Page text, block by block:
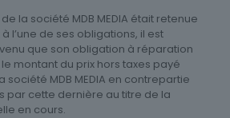
la société MDB MEDIA était retenue
l’une de ses obligations, il est
que son obligation à réparation
montant du prix hors taxes payé
société MDB MEDIA en contrepartie
par cette dernière au titre de la
en cours.